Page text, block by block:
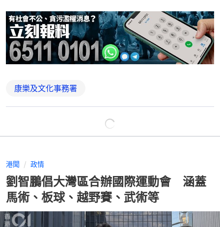
康樂及文化事務署
港聞 政情
劉智鵬倡大灣區合辦國際運動會 涵蓋
馬術、板球、越野賽、武術等